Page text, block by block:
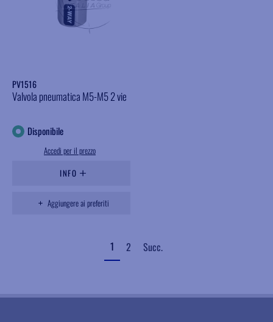
PV1516
Valvola pneumatica M5-M5 2 vie
Disponibile
Accedi per il prezzo
INFO
Aggiungere ai preferiti
1 2 Succ.